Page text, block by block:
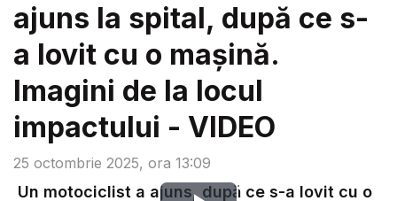
25 octombrie 2025, ora 13:09
ajuns la spital, după ce s-
a lovit cu o mașină.
Imagini de la locul
impactului - VIDEO
Un motociclist a ajuns, după ce s-a lovit cu o